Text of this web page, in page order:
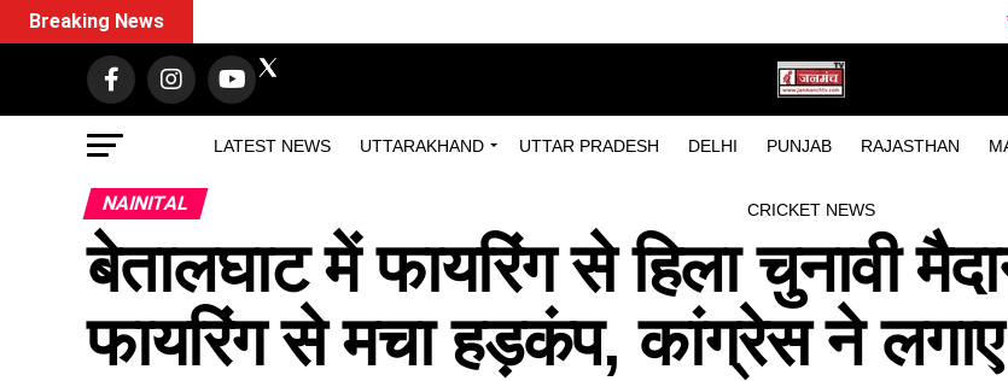
LATEST NEWS UTTARAKHAND UTTAR PRADESH DELHI PUNJAB RAJASTHAN
CRICKET NEWS
Breaking News चुनावी साल में धामी
NAINITAL
बेतालघाट में फायरिंग से हिला चुनावी
फायरिंग से मचा हड़कंप, कांग्रेस ने